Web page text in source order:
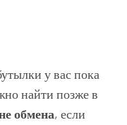
у вас пока
найти позже в
обмена, если